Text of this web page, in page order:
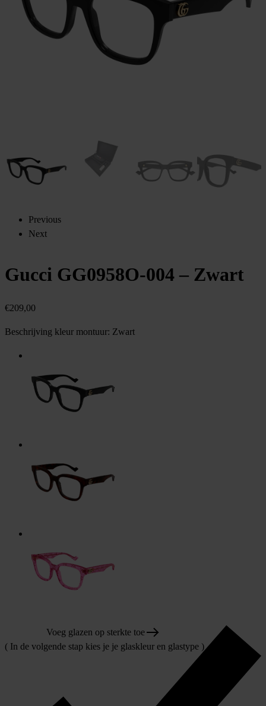
Previous
Next
Gucci GG0958O-004 – Zwart
€209,00
Beschrijving kleur montuur: Zwart
Voeg glazen op sterkte toe
( In de volgende stap kies je je glaskleur en glastype )